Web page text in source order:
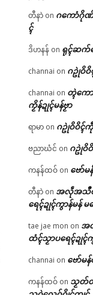
တီနာဲ on ဂကောံဂို
ၚ်
ဒိဟနန် on ရုၚ်ဆက်
channai on ဂဥုဲဝိ
channai on တ္ၚဲကေ
ကၟိန်ဍုၚ်မန်ဗၟာ
ရာမာ on ဂဥုဲဝိဝိၚ်
ဗညာဃံင် on ဂဥုဲဝိ
ကနန်ထဝ် on ဗော်
တီနာဲ on အလဵုအသဳတံ
ရေၚ်ဍုၚ်ကွာန်မန်
tae jae mon on အ
ထံၚ်သၟာပရေၚ်ဍုၚ်
channai on ဗော်မ
ကနန်ထဝ် on သၟတ်တံ